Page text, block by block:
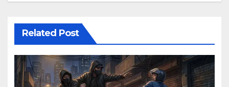
Related Post